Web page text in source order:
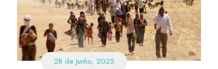
28 de Junho, 2025